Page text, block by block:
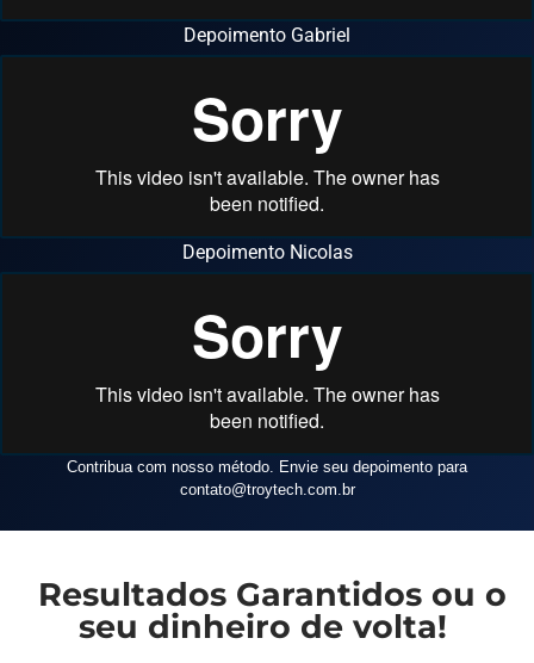
Depoimento Gabriel
Depoimento Nicolas
Contribua com nosso método. Envie seu depoimento para
contato@troytech.com.br
Resultados Garantidos ou o
seu dinheiro de volta!